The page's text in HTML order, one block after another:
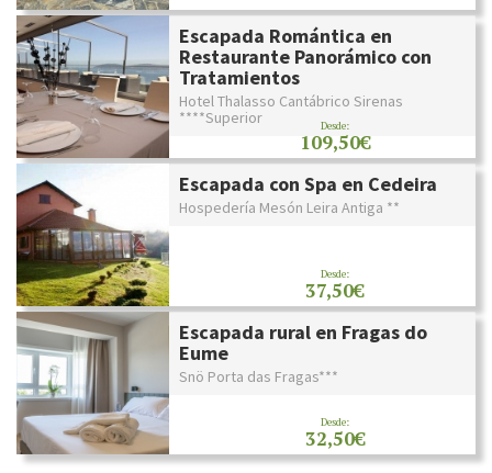
Escapada Romántica en
Restaurante Panorámico con
Tratamientos
Hotel Thalasso Cantábrico Sirenas
****Superior
Desde:
109,50€
Escapada con Spa en Cedeira
Hospedería Mesón Leira Antiga **
Desde:
37,50€
Escapada rural en Fragas do
Eume
Snö Porta das Fragas***
Desde:
32,50€